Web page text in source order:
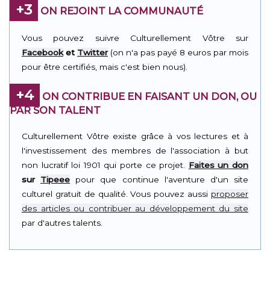
+3 ON REJOINT LA COMMUNAUTÉ
Vous pouvez suivre Culturellement Vôtre sur
Facebooket Twitter(on n'a pas payé 8 euros par mois
pour être certifiés, mais c'est bien nous).
+4
ON CONTRIBUE EN FAISANT UN DON, OU
PAR SON TALENT
Culturellement Vôtre existe grâce à vos lectures et à
l'investissement des membres de l'association à but
non lucratif loi 1901 qui porte ce projet. Faites un don
sur Tipeee pour que continue l'aventure d'un site
culturel gratuit de qualité. Vous pouvez aussi proposer
des articles ou contribuer au développement du site
par d'autres talents.